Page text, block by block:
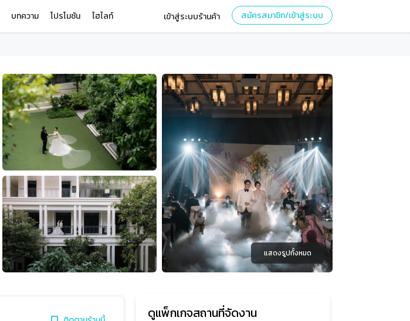
บทความ โปรโมชัน ไฮไลท์ เข้าสู่ระบบร้านค้า สมัครสมาชิก/เข้าสู่ระบบ
แสดงรูปทั้งหมด
ดูแพ็กเกจสถานที่จัดงาน